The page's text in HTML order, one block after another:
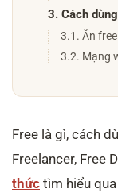
3. Cách
3.1. Ăn
3.2. Mạng
Free là gì, cách
Freelancer, Free
thức tìm hiểu